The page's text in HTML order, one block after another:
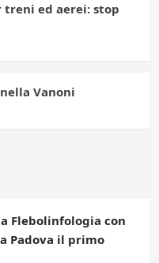
treni ed aerei: stop
Vanoni
Flebolinfologia con
Padova il primo